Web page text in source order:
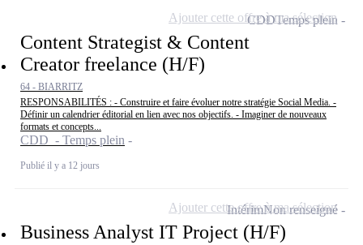
Content Strategist & Content
Creator freelance (H/F)
64 - BIARRITZ
RESPONSABILITÉS : - Construire et faire évoluer notre stratégie Social Media. -
Définir un calendrier éditorial en lien avec nos objectifs. - Imaginer de nouveaux
formats et concepts...
CDD - Temps plein
Publié il y a 12 jours
CDDTemps plein
Ajouter cette offre à ma sélection
Business Analyst IT Project (H/F)
IntérimNon renseigné
Ajouter cette offre à ma sélection